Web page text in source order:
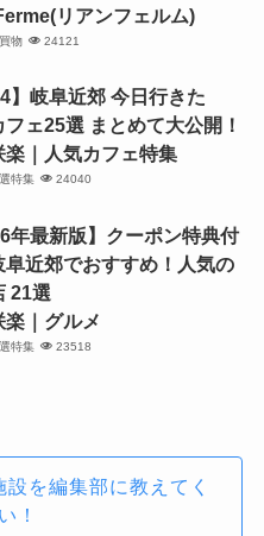
リアンフェルム)
物 24121
】岐阜近郊 今日行きた
フェ25選 まとめて大公開！
楽｜人気カフェ特集
特集 24040
年最新版】クーポン特典付
阜近郊でおすすめ！人気の
21選
楽｜グルメ
特集 23518
を編集部に教えてく
！